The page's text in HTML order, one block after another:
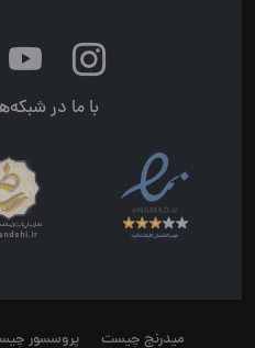
با ما در
میدرنج چیست پروسسور